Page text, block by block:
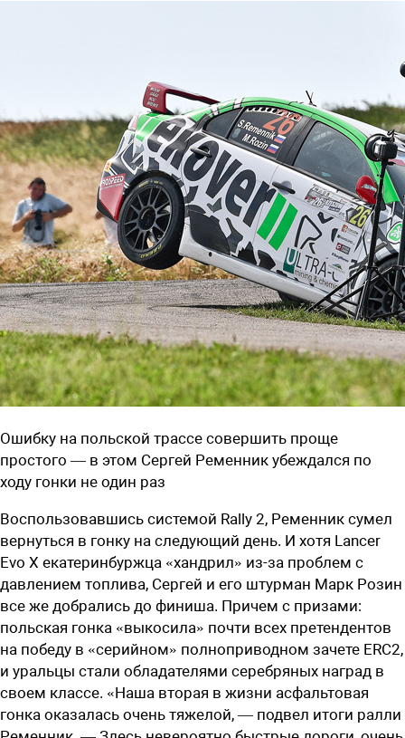
Ошибку на польской трассе совершить проще
простого — в этом Сергей Ременник убеждался по
ходу гонки не один раз
Воспользовавшись системой Rally 2, Ременник сумел
вернуться в гонку на следующий день. И хотя Lancer
Evo X екатеринбуржца «хандрил» из-за проблем с
давлением топлива, Сергей и его штурман Марк Розин
все же добрались до финиша. Причем с призами:
польская гонка «выкосила» почти всех претендентов
на победу в «серийном» полноприводном зачете ERC2,
и уральцы стали обладателями серебряных наград в
своем классе. «Наша вторая в жизни асфальтовая
гонка оказалась очень тяжелой, — подвел итоги ралли